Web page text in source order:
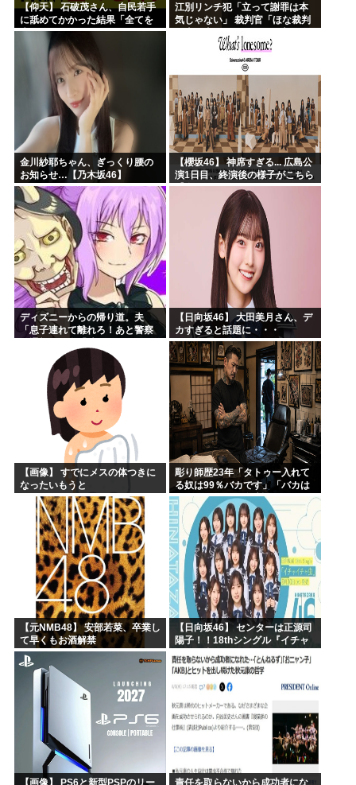
【仰天】 石破茂さん、自民若手
に舐めてかかった結果「全てを
失うｗｗｗｗｗ」
江別リンチ犯「立って謝罪は本
気じゃない」 裁判官「ほな裁判
ゃないな」
金川紗耶ちゃん、ぎっくり腰の
お知らせ…【乃木坂46】
【櫻坂46】 神席すぎる... 広島公
演1日目、終演後の様子がこちら
【全国ツアー2026 What’s
lonesome?】
ディズニーからの帰り道。夫
「息子連れて離れろ！あと警察
「どうしました！？」→トンデ
モナイことに…
【日向坂46】 大田美月さん、デ
カすぎると話題に・・・
【画像】 すでにメスの体つきに
なったいもうと
彫り師歴23年「タトゥー入れて
る奴は99％バカです」「バカは
5000円が好き」無断キャンセ
ル、挨拶できない、金がない…
客層をぶっちゃけ
【元NMB48】 安部若菜、卒業し
て早くもお酒解禁
【日向坂46】 センターは正源司
陽子！！18thシングル『イチャ
が発表される！
【画像】 PS6と新型PSPのリー 責任を取らないから成功者にな